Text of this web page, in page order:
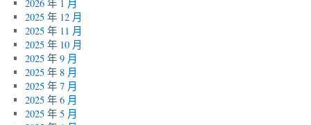
2026 年 1 月
2025 年 12 月
2025 年 11 月
2025 年 10 月
2025 年 9 月
2025 年 8 月
2025 年 7 月
2025 年 6 月
2025 年 5 月